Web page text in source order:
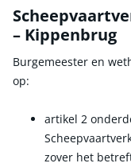
– Kippenbrug
Burgemeester en
op:
artikel 2
zover het